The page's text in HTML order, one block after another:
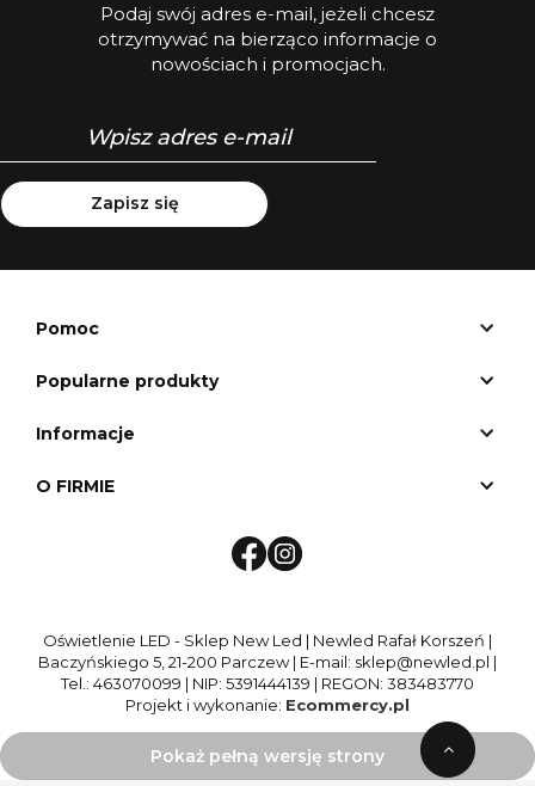
Podaj swój adres e-mail, jeżeli chcesz
otrzymywać na bierząco informacje o
nowościach i promocjach.
Zapisz się
Pomoc
Popularne produkty
Informacje
O FIRMIE
Oświetlenie LED - Sklep New Led | Newled Rafał Korszeń |
Baczyńskiego 5, 21-200 Parczew | E-mail: sklep@newled.pl |
Tel.: 463070099 | NIP: 5391444139 | REGON: 383483770
Projekt i wykonanie: Ecommercy.pl
Pokaż pełną wersję strony